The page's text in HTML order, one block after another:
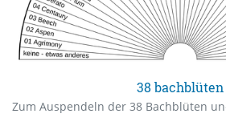
38 bachblüten